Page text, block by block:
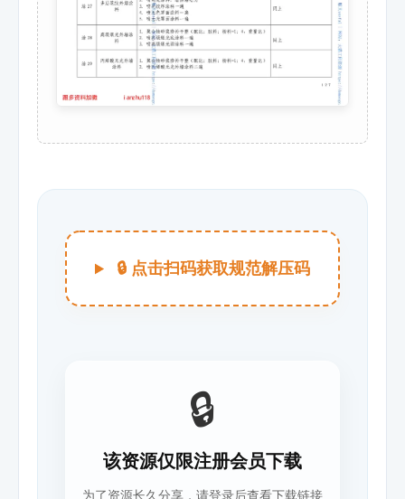
🔒 点击扫码获取规范解压码
🔒
该资源仅限注册会员下载
为了资源长久分享，请登录后查看下载链接